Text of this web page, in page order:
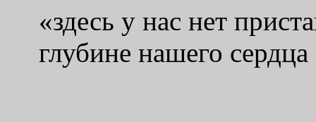
«здесь у нас нет
глубине нашего